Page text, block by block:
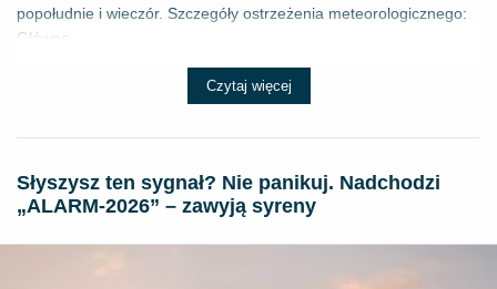
popołudnie i wieczór. Szczegóły ostrzeżenia meteorologicznego:
Główne ...
Czytaj więcej
Słyszysz ten sygnał? Nie panikuj. Nadchodzi
„ALARM-2026” – zawyją syreny